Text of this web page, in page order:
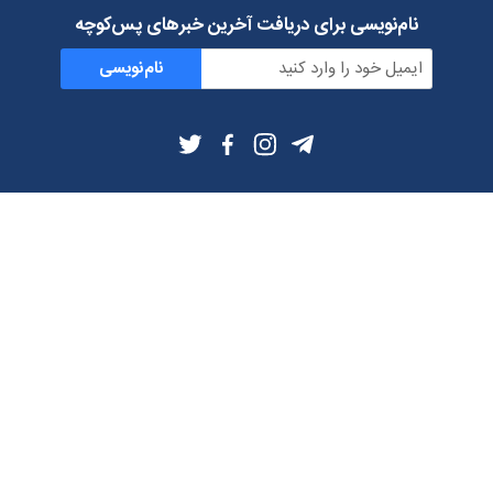
نام‌نویسی برای دریافت آخرین خبرهای پس‌کوچه
نام‌نویسی